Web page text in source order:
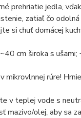
prehriatie jedla,
zatiaľ čo
si chuť domácej
cm široka s ušami;
rúre!
v teplej vode s
mazivo/olej, aby sa